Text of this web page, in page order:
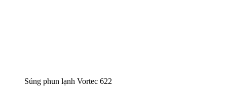
Súng phun lạnh Vortec 622